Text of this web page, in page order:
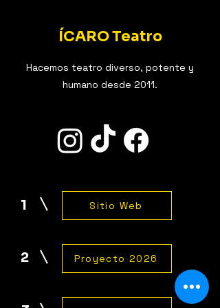
​ÍCARO Teatro
Hacemos teatro diverso, potente y
humano desde 2011.
1 Sitio Web
2 Proyecto 2026